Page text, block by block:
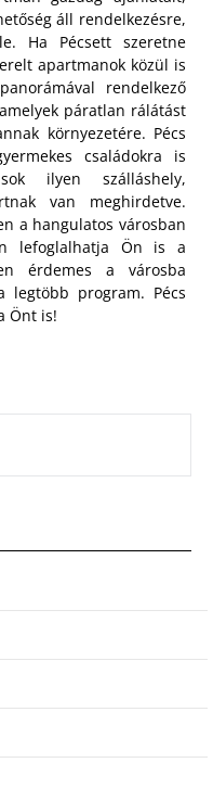
áll rendelkezésre,
Ha Pécsett szeretne
apartmanok közül is
rendelkező
páratlan rálátást
környezetére. Pécs
családokra is
ilyen szálláshely,
van meghirdetve.
a hangulatos városban
lefoglalhatja Ön is a
érdemes a városba
legtöbb program. Pécs
Önt is!